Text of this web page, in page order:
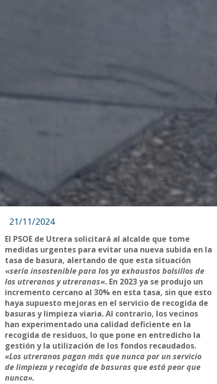
21/11/2024
El PSOE de Utrera solicitará al alcalde que tome
medidas urgentes para evitar una nueva subida en la
tasa de basura, alertando de que esta situación
«sería insostenible para los ya exhaustos bolsillos de
los utreranos y utreranas«. En 2023 ya se produjo un
incremento cercano al 30% en esta tasa, sin que esto
haya supuesto mejoras en el servicio de recogida de
basuras y limpieza viaria. Al contrario, los vecinos
han experimentado una calidad deficiente en la
recogida de residuos, lo que pone en entredicho la
gestión y la utilización de los fondos recaudados.
«Los utreranos pagan más que nunca por un servicio
de limpieza y recogida de basuras que está peor que
nunca».